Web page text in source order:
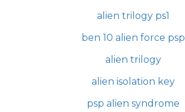
alien trilogy ps1
ben 10 alien force psp
alien trilogy
alien isolation key
psp alien syndrome